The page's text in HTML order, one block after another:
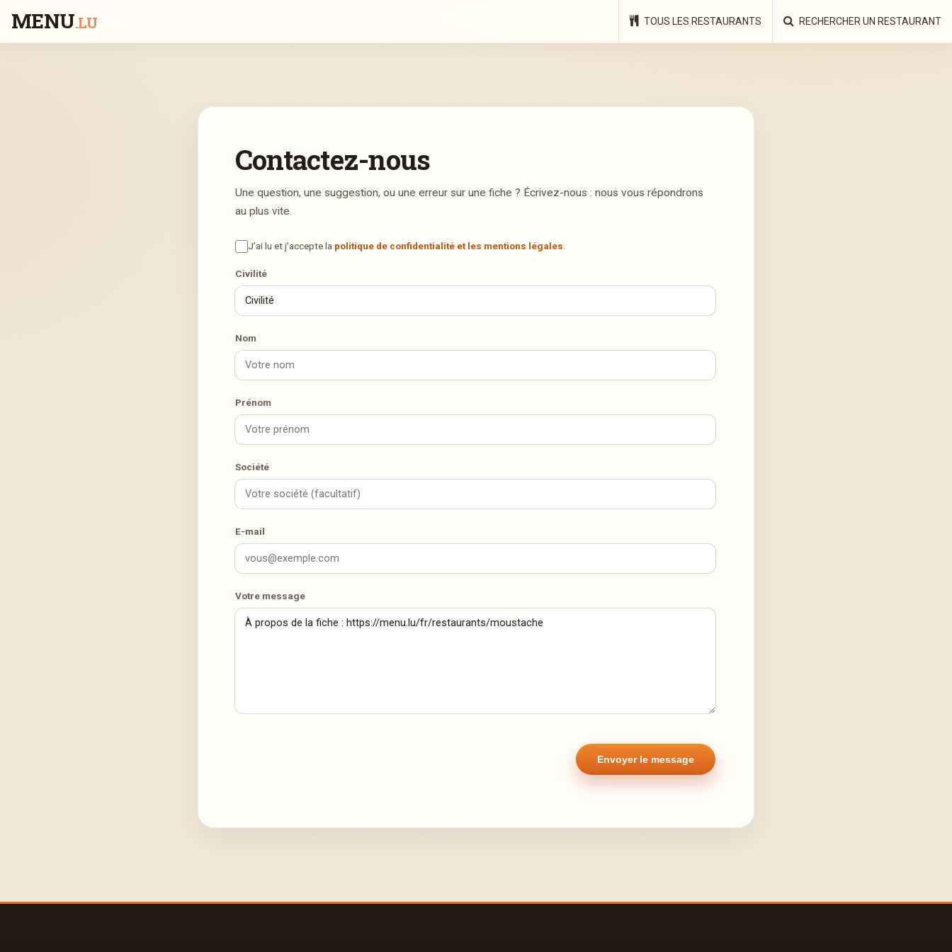
MENU.LU TOUS LES RESTAURANTS RECHERCHER UN RESTAURANT
Contactez-nous
Une question, une suggestion, ou une erreur sur une fiche ? Écrivez-nous : nous vous répondrons
au plus vite.
J’ai lu et j’accepte la politique de confidentialité et les mentions légales
Civilité
Nom
Prénom
Société
E-mail
Votre message